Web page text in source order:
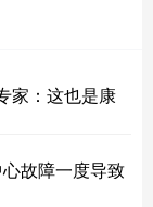
家：这也是康
故障一度导致